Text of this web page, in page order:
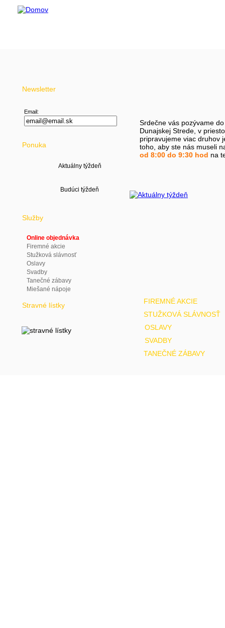
Srdečne vás pozývame
Dunajskej Strede, v
pripravujeme viac druhov
toho, aby ste nás museli
od 8:00 do 9:30 hod na
FIREMNÉ AKCIE
STUŽKOVÁ SLÁVNOSŤ
OSLAVY
SVADBY
TANEČNÉ ZÁBAVY
Newsletter
Email:
Ponuka
Aktuálny týždeň
Služby
Online objednávka
Firemné akcie
Stužková slávnosť
Oslavy
Svadby
Tanečné zábavy
Miešané nápoje
Stravné lístky